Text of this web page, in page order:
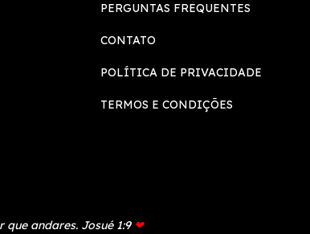
PERGUNTAS FREQUENTES
CONTATO
POLÍTICA DE PRIVACIDADE
TERMOS E CONDIÇÕES
andares. Josué 1:9 ❤